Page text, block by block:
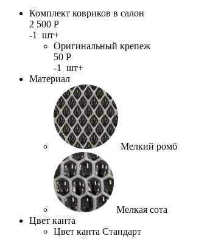
Комплект ковриков в салон
2 500 Р
-1 шт+
Оригинальный крепеж
50 Р
-1 шт+
Материал
Мелкий ромб
Мелкая сота
Цвет канта
Цвет канта Стандарт